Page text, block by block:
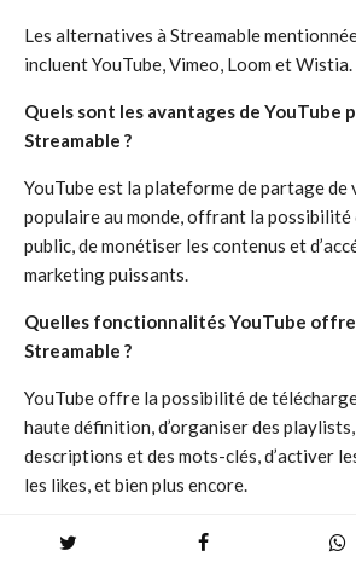
Les alternatives à Streamable
incluent YouTube, Vimeo, Loom et Wistia.
Quels sont les avantages de YouTube
Streamable ?
YouTube est la plateforme de partage de
populaire au monde, offrant la possibilité
public, de monétiser les contenus et
marketing puissants.
Quelles fonctionnalités YouTube
Streamable ?
YouTube offre la possibilité de
haute définition, d’organiser des playlists,
descriptions et des mots-clés, d’activer
les likes, et bien plus encore.
Comment l’article encourage-t-il les